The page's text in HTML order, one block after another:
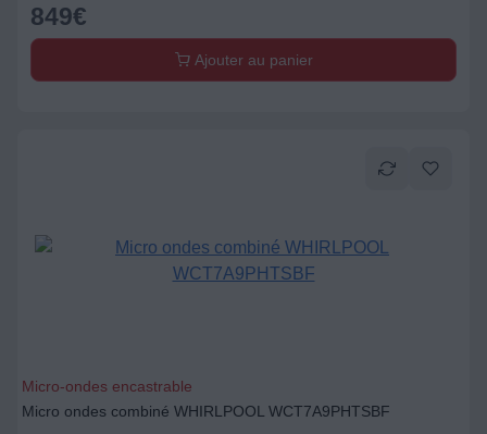
849€
Ajouter au panier
Micro-ondes encastrable
Micro ondes combiné WHIRLPOOL WCT7A9PHTSBF